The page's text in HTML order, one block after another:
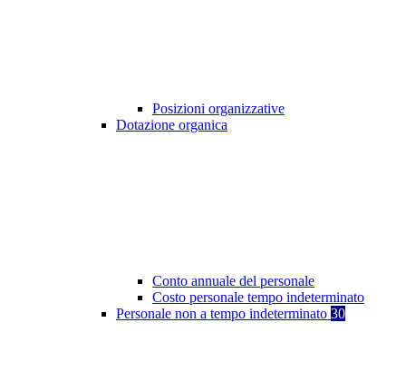
Posizioni organizzative
Dotazione organica
Conto annuale del personale
Costo personale tempo indeterminato
Personale non a tempo indeterminato 30